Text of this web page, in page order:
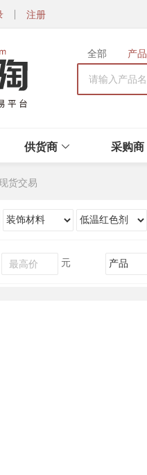
注册
全部 产品
供货商 采购商
货交易
元